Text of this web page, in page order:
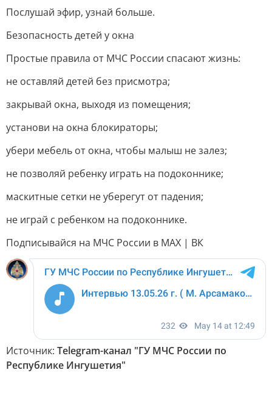
Послушай эфир, узнай больше.
Безопасность детей у окна
Простые правила от МЧС России спасают жизнь:
не оставляй детей без присмотра;
закрывай окна, выходя из помещения;
установи на окна блокираторы;
убери мебель от окна, чтобы малыш не залез;
не позволяй ребенку играть на подоконнике;
маскитные сетки не уберегут от падения;
не играй с ребенком на подоконнике.
Подписывайся на МЧС России в MAX | ВК
Источник: Telegram-канал "ГУ МЧС России по
Республике Ингушетия"